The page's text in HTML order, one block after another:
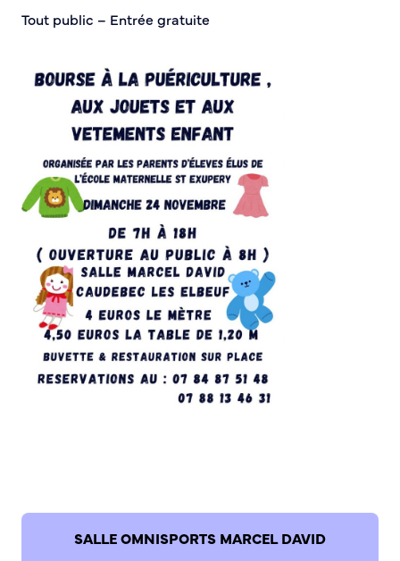
Tout public – Entrée gratuite
SALLE OMNISPORTS MARCEL DAVID
Plan de Ville
Numéros d’urgence
Annuaire des services publics
DÉCOUVRIR SORTIR
Bienvenue à Caudebec
Histoire de la ville
Patrimoine historique
Temps forts
Venir à Caudebec
Emménager à Caudebec
Cadre de vie
Parcs et jardins
Entretien durable des espaces verts
Application